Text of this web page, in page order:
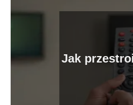
Jak